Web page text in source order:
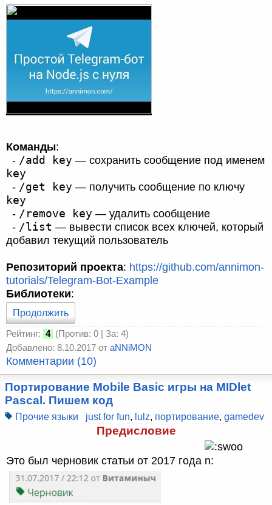
Команды:
- /add key — сохранить сообщение под именем
key
- /get key — получить сообщение по ключу
key
- /remove key — удалить сообщение
- /list — вывести список всех ключей, который
добавил текущий пользователь
Репозиторий проекта: https://github.com/annimon-
tutorials/Telegram-Bot-Example
Библиотеки:
Продолжить
Рейтинг: 4 (Против: 0 | За: 4)
Добавлено: 8.10.2017 от aNNiMON
Комментарии (10)
Портирование Mobile Basic игры на MIDlet
Pascal. Пишем код
Прочие языки just for fun, lulz, портирование, gamedev
Предисловие
Это был черновик статьи от 2017 года